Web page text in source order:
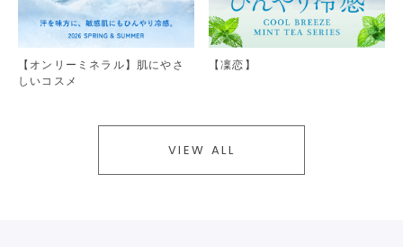
【オンリーミネラル】肌にやさ
しいコスメ
【凜恋】
VIEW ALL